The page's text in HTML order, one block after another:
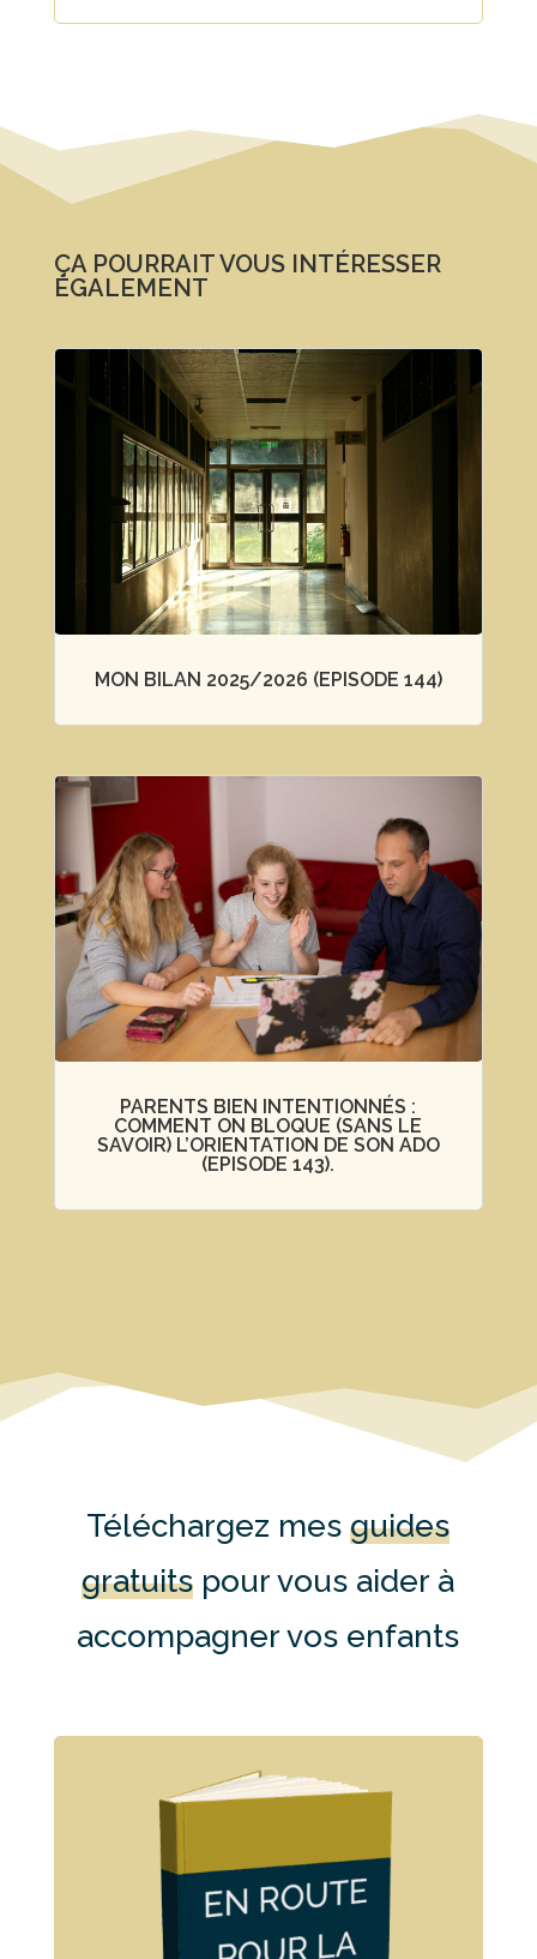
ÇA POURRAIT VOUS INTÉRESSER
ÉGALEMENT
MON BILAN 2025/2026 (EPISODE 144)
PARENTS BIEN INTENTIONNÉS :
COMMENT ON BLOQUE (SANS LE
SAVOIR) L’ORIENTATION DE SON ADO
(EPISODE 143).
Téléchargez mesguides
gratuits pour vous aider à
accompagner vos enfants